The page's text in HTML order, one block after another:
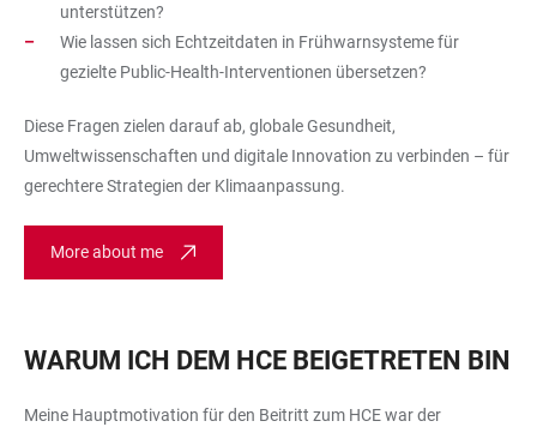
unterstützen?
Wie lassen sich Echtzeitdaten in Frühwarnsysteme für
gezielte Public-Health-Interventionen übersetzen?
Diese Fragen zielen darauf ab, globale Gesundheit,
Umweltwissenschaften und digitale Innovation zu verbinden – für
gerechtere Strategien der Klimaanpassung.
More about me
WARUM ICH DEM HCE BEIGETRETEN BIN
Meine Hauptmotivation für den Beitritt zum HCE war der